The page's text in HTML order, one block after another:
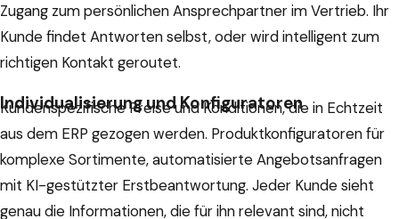
Zugang zum persönlichen Ansprechpartner im Vertrieb. Ihr
Kunde findet Antworten selbst, oder wird intelligent zum
richtigen Kontakt geroutet.
Individualisierung und Konfiguratoren
Kundenspezifische Preise und Konditionen, die in Echtzeit
aus dem ERP gezogen werden. Produktkonfiguratoren für
komplexe Sortimente, automatisierte Angebotsanfragen
mit KI-gestützter Erstbeantwortung. Jeder Kunde sieht
genau die Informationen, die für ihn relevant sind, nicht